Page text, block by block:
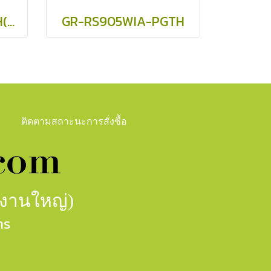
GR-RS755WIA-PGTH(22) GR-RS905WIA-PGTH
ติดตามสถาะนะการสั่งซื้อ
านใหญ่)